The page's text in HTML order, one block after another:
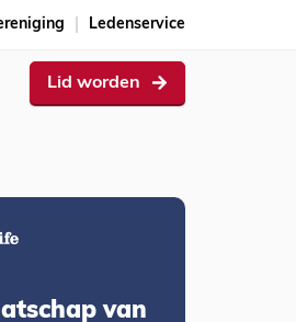
Ledenservice
Lid worden
van